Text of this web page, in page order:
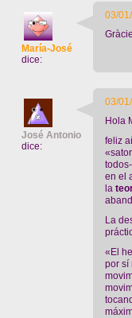
María-José
dice:
03/
José Antonio
dice:
03/
Hola
feliz
en el
la
La
«El
por sí